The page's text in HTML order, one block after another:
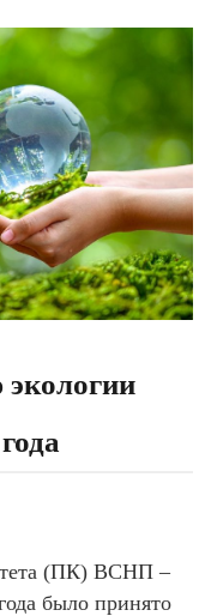
(ПК) ВСНП –
было принято